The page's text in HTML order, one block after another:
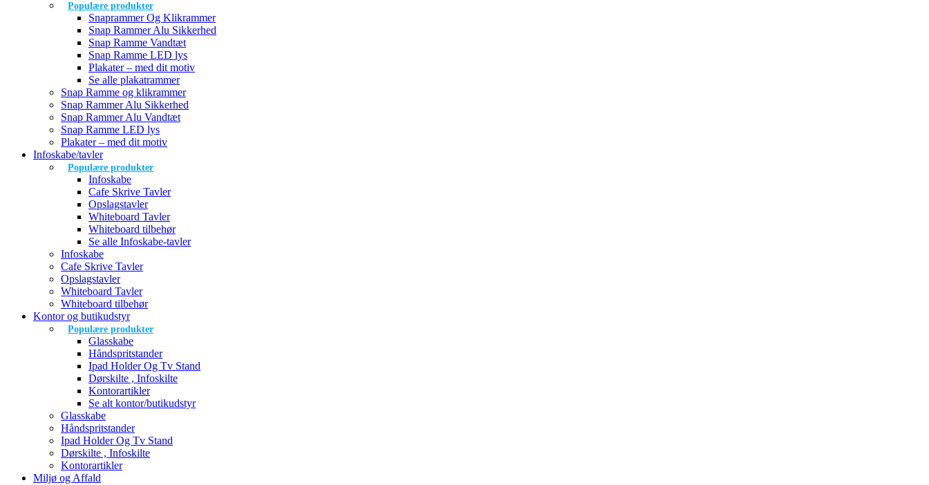
Populære produkter
Snaprammer Og Klikrammer
Snap Rammer Alu Sikkerhed
Snap Ramme Vandtæt
Snap Ramme LED lys
Plakater – med dit motiv
Se alle plakatrammer
Snap Ramme og klikrammer
Snap Rammer Alu Sikkerhed
Snap Rammer Alu Vandtæt
Snap Ramme LED lys
Plakater – med dit motiv
Infoskabe/tavler
Populære produkter
Infoskabe
Cafe Skrive Tavler
Opslagstavler
Whiteboard Tavler
Whiteboard tilbehør
Se alle Infoskabe-tavler
Infoskabe
Cafe Skrive Tavler
Opslagstavler
Whiteboard Tavler
Whiteboard tilbehør
Kontor og butikudstyr
Populære produkter
Glasskabe
Håndspritstander
Ipad Holder Og Tv Stand
Dørskilte , Infoskilte
Kontorartikler
Se alt kontor/butikudstyr
Glasskabe
Håndspritstander
Ipad Holder Og Tv Stand
Dørskilte , Infoskilte
Kontorartikler
Miljø og Affald